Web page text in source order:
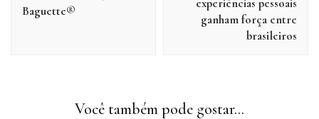
Baguette®
ganham força entre
brasileiros
Você também pode gostar...